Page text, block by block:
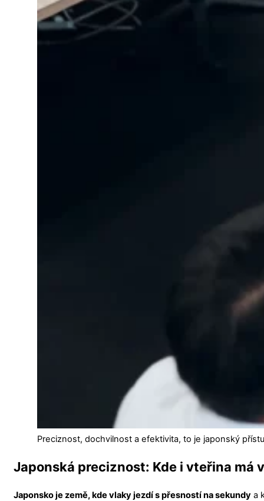
Preciznost, dochvilnost a efektivita, to je japonský
Japonská preciznost: Kde i vteřina má
Japonsko je země, kde vlaky jezdí s přesností na sekundy a